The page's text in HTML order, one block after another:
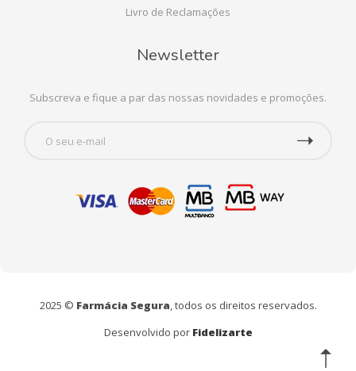
Livro de Reclamações
Newsletter
Subscreva e fique a par das nossas novidades e promoções.
2025 © Farmácia Segura, todos os direitos reservados.
Desenvolvido por Fidelizarte